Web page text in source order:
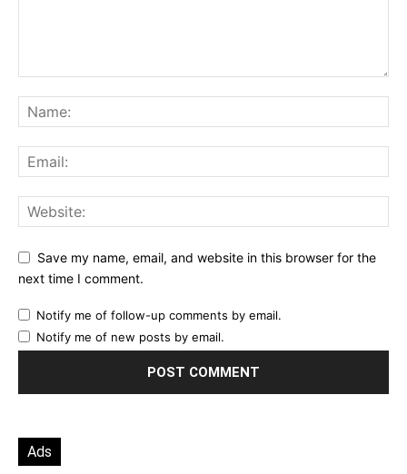
Save my name, email, and website in this browser for the
next time I comment.
Notify me of follow-up comments by email.
Notify me of new posts by email.
Ads